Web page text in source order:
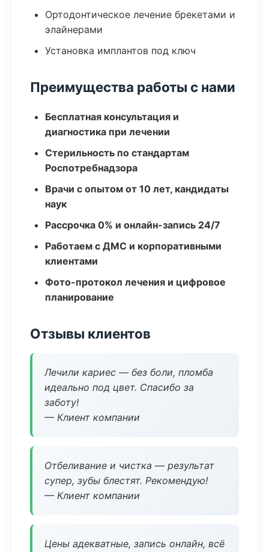
Ортодонтическое лечение брекетами и
элайнерами
Установка имплантов под ключ
Преимущества работы с нами
Бесплатная консультация и
диагностика при лечении
Стерильность по стандартам
Роспотребнадзора
Врачи с опытом от 10 лет, кандидаты
наук
Рассрочка 0% и онлайн-запись 24/7
Работаем с ДМС и корпоративными
клиентами
Фото-протокол лечения и цифровое
планирование
Отзывы клиентов
Лечили кариес — без боли, пломба
идеально под цвет. Спасибо за
заботу!
— Клиент компании
Отбеливание и чистка — результат
супер, зубы блестят. Рекомендую!
— Клиент компании
Цены адекватные, запись онлайн, всё